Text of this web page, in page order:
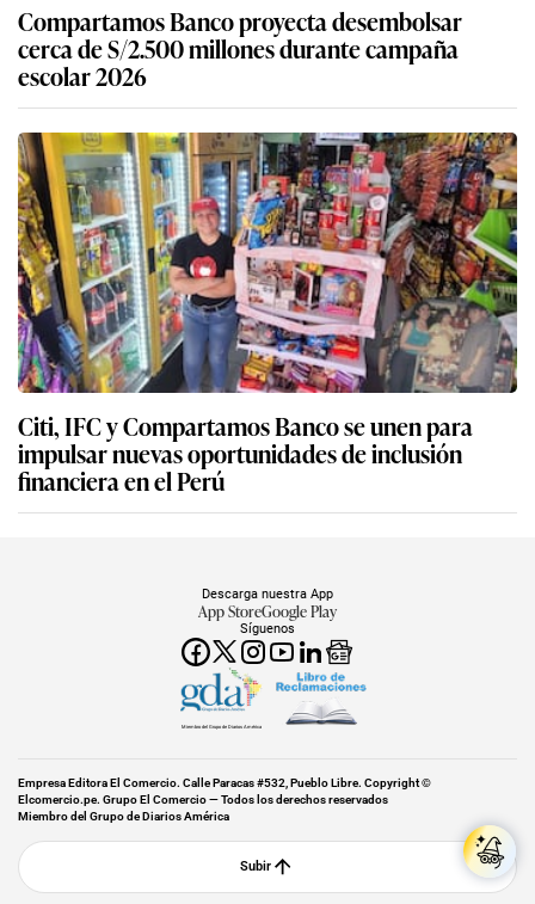
Compartamos Banco proyecta desembolsar
cerca de S/2.500 millones durante campaña
escolar 2026
Citi, IFC y Compartamos Banco se unen para
impulsar nuevas oportunidades de inclusión
financiera en el Perú
Síguenos
Descarga nuestra App
App StoreGoogle Play
Miembro del Grupo de Diarios América
Empresa Editora El Comercio. Calle Paracas #532, Pueblo Libre. Copyright ©
Elcomercio.pe. Grupo El Comercio — Todos los derechos reservados
Miembro del Grupo de Diarios América
Subir